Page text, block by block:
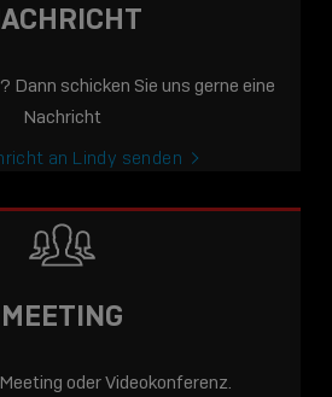
Dann schicken Sie uns gerne eine
Nachricht
an Lindy senden
MEETING
oder Videokonferenz.